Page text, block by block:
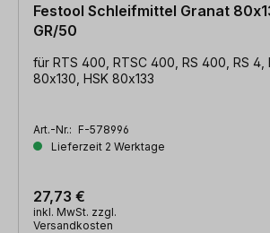
Festool Schleifmittel Granat
GR/50
für RTS 400, RTSC 400, RS 400, RS 4,
80x130, HSK 80x133
Art.-Nr.: F-578996
Lieferzeit 2 Werktage
27,73 €
inkl. MwSt. zzgl.
Versandkosten